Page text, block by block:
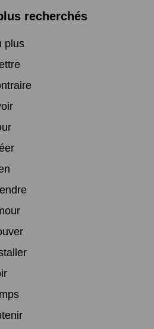
recherchés
plus